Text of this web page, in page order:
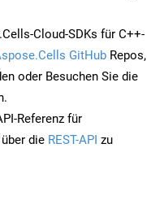
Cloud-SDKs für C++-
GitHub Repos,
oder Besuchen Sie die
Referenz für
die REST-API zu